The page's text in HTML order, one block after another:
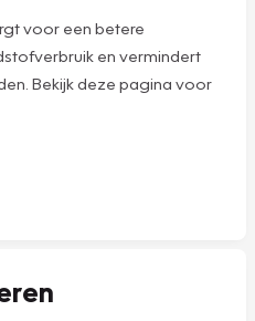
voor een betere
en vermindert
Bekijk deze pagina voor